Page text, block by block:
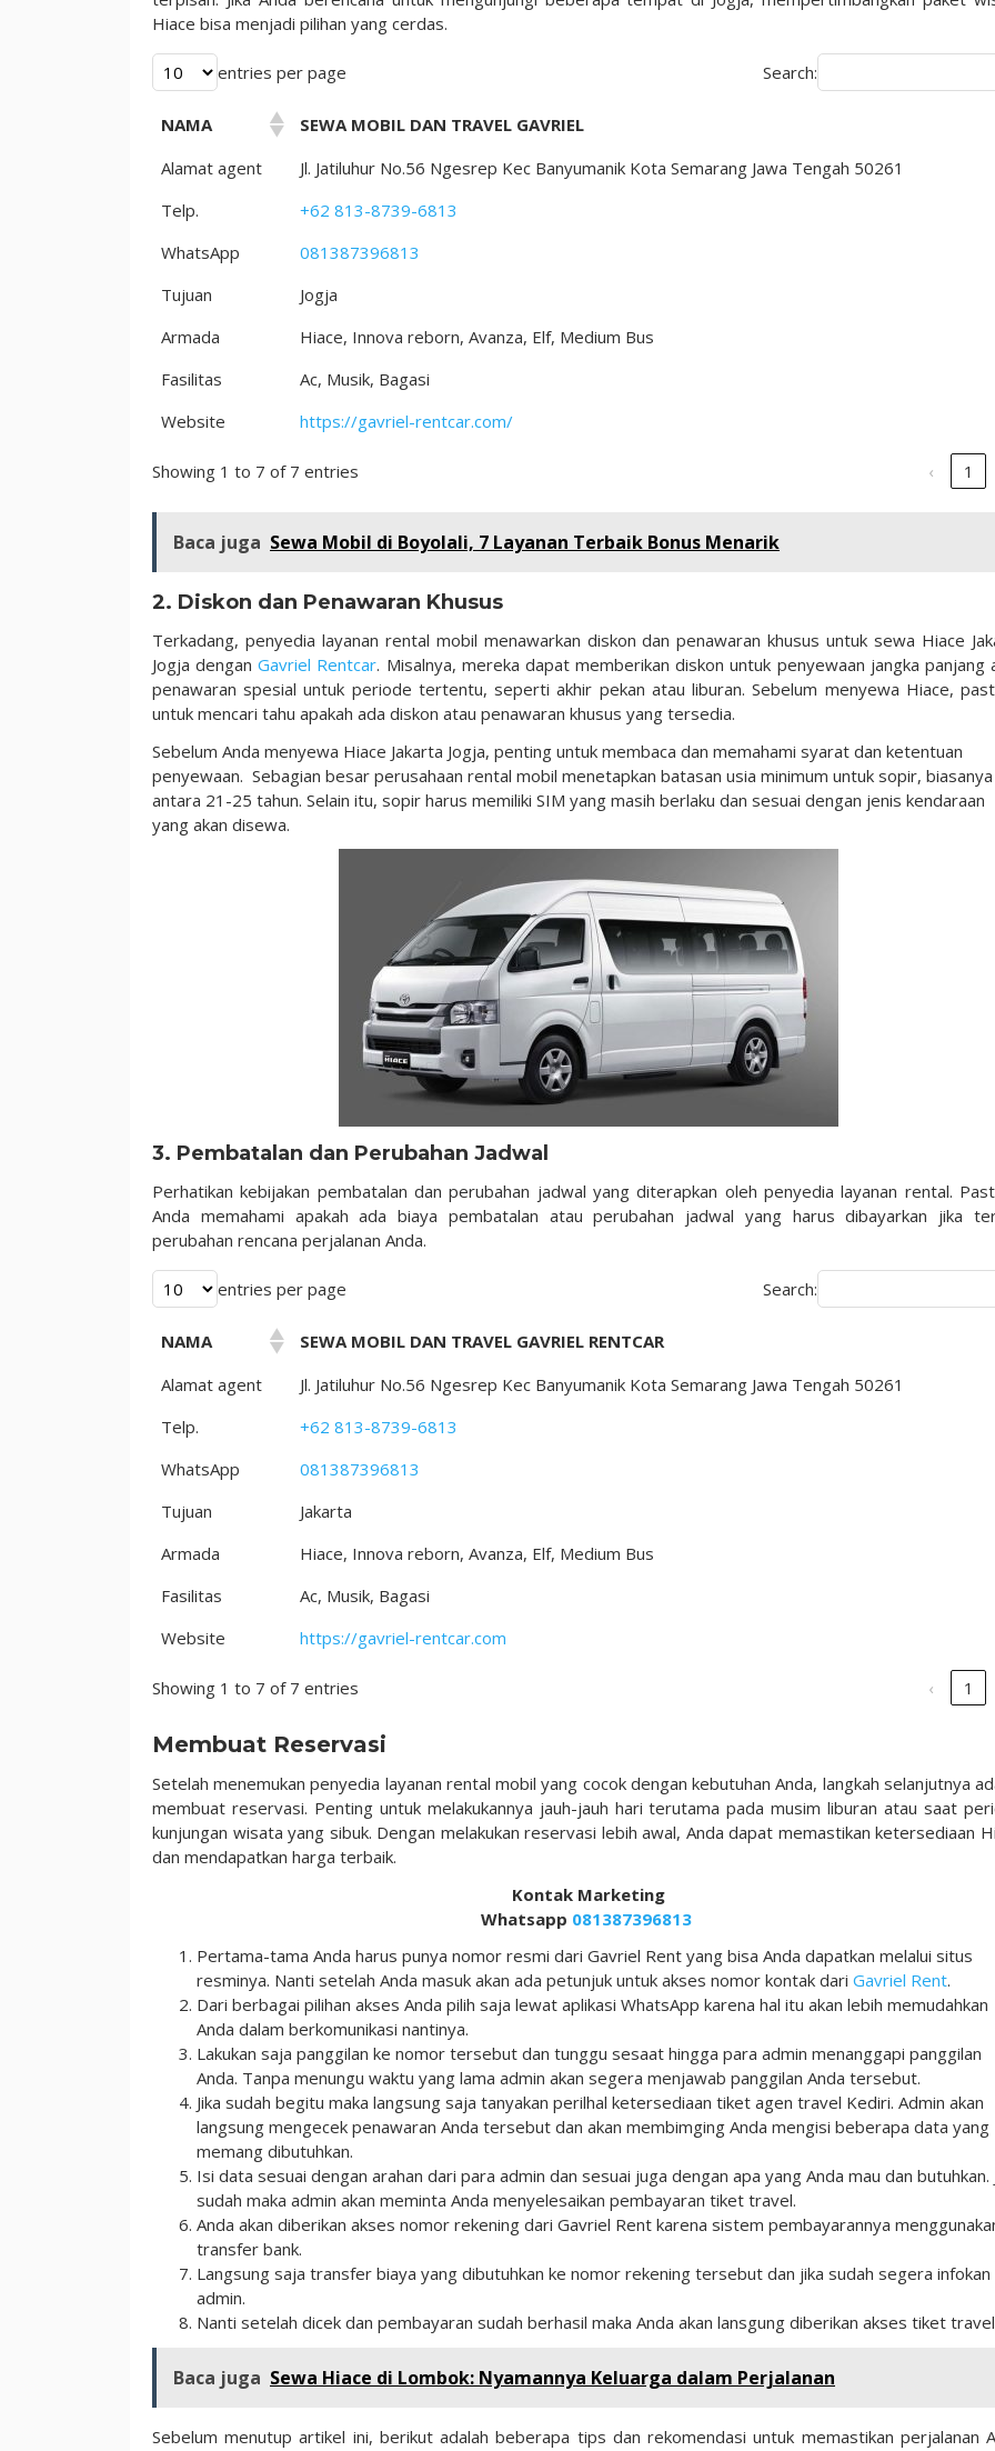
Hiace bisa menjadi pilihan yang cerdas.
entries per page Search:
NAMA
SEWA MOBIL DAN TRAVEL GAVRIEL
Alamat agent
Jl. Jatiluhur No.56 Ngesrep Kec Banyumanik Kota Semarang Jawa Tengah 50261
Telp.
+62 813-8739-6813
WhatsApp
081387396813
Tujuan
Jogja
Armada
Hiace, Innova reborn, Avanza, Elf, Medium Bus
Fasilitas
Ac, Musik, Bagasi
Website
https://gavriel-rentcar.com/
Showing 1 to 7 of 7 entries ‹ 1
Baca juga Sewa Mobil di Boyolali, 7 Layanan Terbaik Bonus Menarik
2. Diskon dan Penawaran Khusus
Terkadang, penyedia layanan rental mobil menawarkan diskon dan penawaran khusus untuk sewa Hiace
Jogja denganGavriel Rentcar. Misalnya, mereka dapat memberikan diskon untuk penyewaan jangka panjang
penawaran spesial untuk periode tertentu, seperti akhir pekan atau liburan. Sebelum menyewa Hiace,
untuk mencari tahu apakah ada diskon atau penawaran khusus yang tersedia.
Sebelum Anda menyewa Hiace Jakarta Jogja, penting untuk membaca dan memahami syarat dan ketentuan
penyewaan. Sebagian besar perusahaan rental mobil menetapkan batasan usia minimum untuk sopir, biasanya
antara 21-25 tahun. Selain itu, sopir harus memiliki SIM yang masih berlaku dan sesuai dengan jenis kendaraan
yang akan disewa.
3. Pembatalan dan Perubahan Jadwal
Perhatikan kebijakan pembatalan dan perubahan jadwal yang diterapkan oleh penyedia layanan rental.
Anda memahami apakah ada biaya pembatalan atau perubahan jadwal yang harus dibayarkan jika
perubahan rencana perjalanan Anda.
entries per page Search:
NAMA
SEWA MOBIL DAN TRAVEL GAVRIEL RENTCAR
Alamat agent
Jl. Jatiluhur No.56 Ngesrep Kec Banyumanik Kota Semarang Jawa Tengah 50261
Telp.
+62 813-8739-6813
WhatsApp
081387396813
Tujuan
Jakarta
Armada
Hiace, Innova reborn, Avanza, Elf, Medium Bus
Fasilitas
Ac, Musik, Bagasi
Website
https://gavriel-rentcar.com
Showing 1 to 7 of 7 entries ‹ 1
Membuat Reservasi
Setelah menemukan penyedia layanan rental mobil yang cocok dengan kebutuhan Anda, langkah selanjutnya
membuat reservasi. Penting untuk melakukannya jauh-jauh hari terutama pada musim liburan atau saat
kunjungan wisata yang sibuk. Dengan melakukan reservasi lebih awal, Anda dapat memastikan ketersediaan
dan mendapatkan harga terbaik.
Kontak Marketing
Whatsapp 081387396813
Pertama-tama Anda harus punya nomor resmi dari Gavriel Rent yang bisa Anda dapatkan melalui situs
resminya. Nanti setelah Anda masuk akan ada petunjuk untuk akses nomor kontak dari Gavriel Rent.
Dari berbagai pilihan akses Anda pilih saja lewat aplikasi WhatsApp karena hal itu akan lebih memudahkan
Anda dalam berkomunikasi nantinya.
Lakukan saja panggilan ke nomor tersebut dan tunggu sesaat hingga para admin menanggapi panggilan
Anda. Tanpa menungu waktu yang lama admin akan segera menjawab panggilan Anda tersebut.
Jika sudah begitu maka langsung saja tanyakan perilhal ketersediaan tiket agen travel Kediri. Admin akan
langsung mengecek penawaran Anda tersebut dan akan membimging Anda mengisi beberapa data yang
memang dibutuhkan.
Isi data sesuai dengan arahan dari para admin dan sesuai juga dengan apa yang Anda mau dan butuhkan.
sudah maka admin akan meminta Anda menyelesaikan pembayaran tiket travel.
Anda akan diberikan akses nomor rekening dari Gavriel Rent karena sistem pembayarannya
transfer bank.
Langsung saja transfer biaya yang dibutuhkan ke nomor rekening tersebut dan jika sudah segera infokan
admin.
Nanti setelah dicek dan pembayaran sudah berhasil maka Anda akan lansgung diberikan akses tiket
Baca juga Sewa Hiace di Lombok: Nyamannya Keluarga dalam Perjalanan
Sebelum menutup artikel ini, berikut adalah beberapa tips dan rekomendasi untuk memastikan perjalanan